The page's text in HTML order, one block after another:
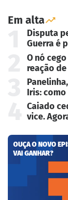
Em alta
Disputa
Guerra é
O nó
reação
Iris:
Caiado
vice.
OUÇA O NOVO
VAI GANHAR?